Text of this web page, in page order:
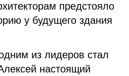
предстояло
у будущего здания
из лидеров стал
настоящий